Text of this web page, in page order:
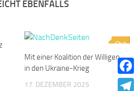
EBENFALLS
0
Mit einer Koalition der Willigen
in den Ukraine-Krieg
17. DEZEMBER 2025